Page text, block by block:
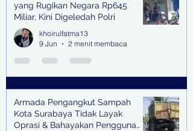
yang Rugikan Negara Rp645
Miliar, Kini Digeledah Polri
khoirulfatma13
9 Jun
2 menit membaca
Armada Pengangkut Sampah
Kota Surabaya Tidak Layak
Oprasi & Bahayakan Pengguna